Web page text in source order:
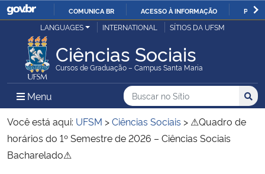
IR
O
COMUNICA BR ACESSO À INFORMAÇÃO
Ministério da Justiça e Segurança Pública
Ministério da Defesa
Ministério das Relações Exteriores
Ministério da Economia
LANGUAGES INTERNATIONAL SÍTIOS DA UFSM
Ciências Sociais
Cursos de Graduação – Campus Santa Maria
Menu Menu Principal do Sítio
Busca
Buscar no no Sítio
Busca:
Você está aqui: UFSM >Ciências Sociais > ⚠Quadro de
horários do 1º Semestre de 2026 – Ciências Sociais
Bacharelado⚠